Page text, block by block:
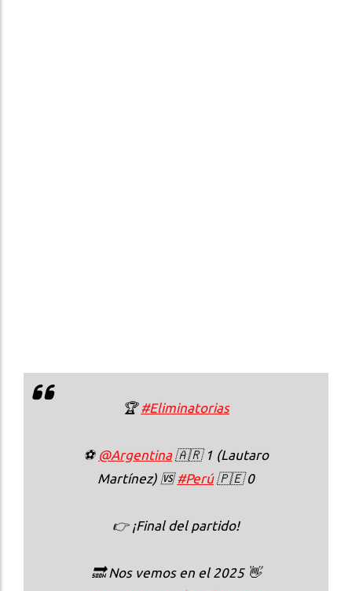
🏆#Eliminatorias
⚽ @Argentina🇦🇷 1 (Lautaro
Martínez) 🆚#Perú🇵🇪 0
👉 ¡Final del partido!
🔜 Nos vemos en el 2025 👋